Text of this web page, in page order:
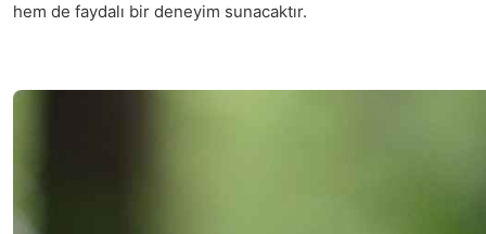
hem de faydalı bir deneyim sunacaktır.